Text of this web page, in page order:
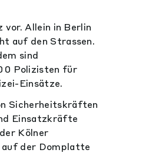
vor. Allein in Berlin
auf den Strassen.
sind
Polizisten für
Einsätze.
Sicherheitskräften
Einsatzkräfte
Kölner
der Domplatte